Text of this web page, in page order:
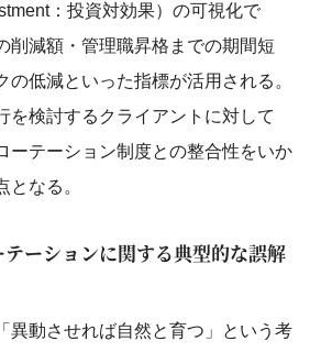
：投資対効果）の可視化で
削減額・管理職昇格までの期間短
の低減といった指標が活用される。
を検討するクライアントに対して
ーテーション制度との整合性をいか
となる。
ーションに関する典型的な誤解
異動させれば自然と育つ」という考